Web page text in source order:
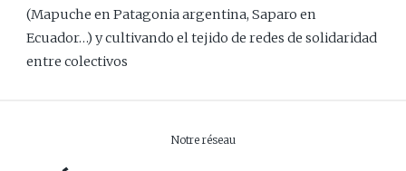
(Mapuche en Patagonia argentina, Saparo en
Ecuador…) y cultivando el tejido de redes de solidaridad
entre colectivos
Notre réseau